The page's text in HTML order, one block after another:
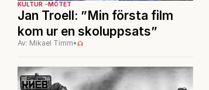
KULTUR MÖTET
Jan Troell: ”Min första film
kom ur en skoluppsats”
Av: Mikael Timm•